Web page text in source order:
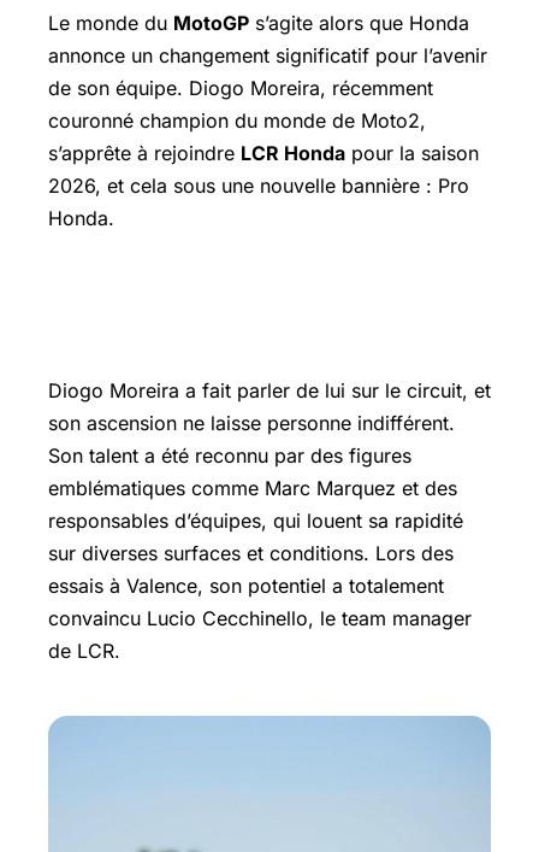
Le monde du MotoGP s’agite alors que Honda
annonce un changement significatif pour l’avenir
de son équipe. Diogo Moreira, récemment
couronné champion du monde de Moto2,
s’apprête à rejoindre LCR Honda pour la saison
2026, et cela sous une nouvelle bannière : Pro
Honda.
Diogo Moreira a fait parler de lui sur le circuit, et
son ascension ne laisse personne indifférent.
Son talent a été reconnu par des figures
emblématiques comme Marc Marquez et des
responsables d’équipes, qui louent sa rapidité
sur diverses surfaces et conditions. Lors des
essais à Valence, son potentiel a totalement
convaincu Lucio Cecchinello, le team manager
de LCR.